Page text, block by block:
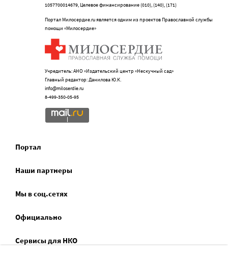
1057700014679, Целевое финансирование (010), (140), (171)
Портал Милосердие.ru является одним из проектов Православной службы
помощи «Милосердие»
Учредитель: АНО «Издательский центр «Нескучный сад»
Главный редактор: Данилова Ю.К.
info@miloserdie.ru
8-499-350-05-95
Портал
Наши партнеры
Мы в соц.сетях
Официально
Сервисы для НКО